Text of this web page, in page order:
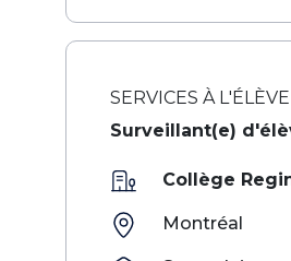
SERVICES À L'ÉLÈVE
Surveillant(e)
Collège
Montréal